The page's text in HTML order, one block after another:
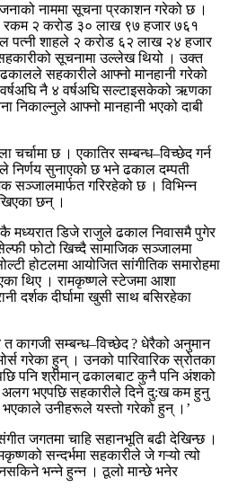
नाममा सूचना प्रकाशन गरेको छ ।
रकम २ करोड ३० लाख ९७ हजार ७६१
पत्नी शाहले २ करोड ६२ लाख २४ हजार
सूचनामा उल्लेख थियो । उक्त
ढकालले सहकारीले आफ्नो मानहानी गरेको
नै ४ वर्षअघि सल्टाइसकेको ऋणका
निकाल्नुले आफ्नो मानहानी भएको दाबी
चर्चामा छ । एकातिर सम्बन्ध–विच्छेद गर्न
निर्णय सुनाएको छ भने ढकाल दम्पती
सञ्जालमार्फत गरिरहेको छ । विभिन्न
छन् ।
मध्यरात डिजे राजुले ढकाल निवासमै पुगेर
फोटो खिच्दै सामाजिक सञ्जालमा
होटलमा आयोजित सांगीतिक समारोहमा
थिए । रामकृष्णले स्टेजमा आशा
दर्शक दीर्घामा खुसी साथ बसिरहेका
कागजी सम्बन्ध–विच्छेद ? धेरैको अनुमान
गरेका हुन् । उनको पारिवारिक स्रोतका
पनि श्रीमान् ढकालबाट कुनै पनि अंशको
अलग भएपछि सहकारीले दिने दु:ख कम हुनु
उनीहरूले यस्तो गरेको हुन् ।’
जगतमा चाहि सहानभूति बढी देखिन्छ ।
सन्दर्भमा सहकारीले जे गऱ्यो त्यो
भन्ने हुन्न । ठूलो मान्छे भनेर